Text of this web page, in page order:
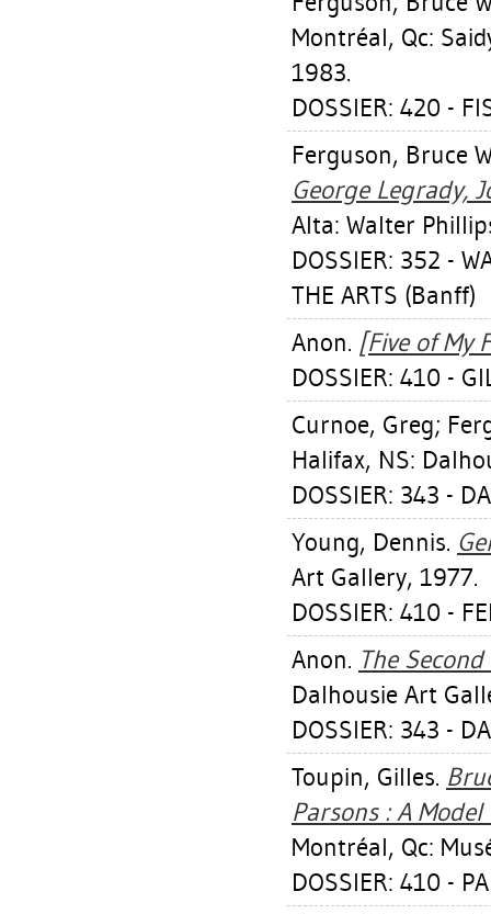
Montréal, Qc:
1983.
DOSSIER: 420 -
Ferguson, Bruce
George Legrady,
Alta: Walter
DOSSIER: 352 -
THE ARTS (Banff)
Anon. [Five of My
DOSSIER: 410 -
Curnoe, Greg;
Halifax, NS:
DOSSIER: 343 -
Young, Dennis.
Art Gallery, 1977.
DOSSIER: 410 -
Anon. The
Dalhousie Art
DOSSIER: 343 -
Toupin, Gilles.
Parsons : A Model
Montréal, Qc:
DOSSIER: 410 -